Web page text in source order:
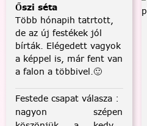
Őszi séta
Több hónapih tatrtott,
de az új festékek jól
bírták. Elégedett vagyok
a képpel is, már fent van
a falon a többivel.🙂
Festede csapat válasza :
nagyon szépen